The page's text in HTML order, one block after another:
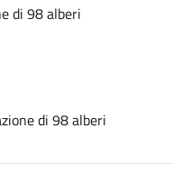
di 98 alberi